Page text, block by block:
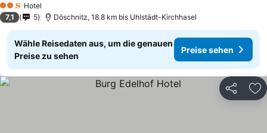
2 SterneHotel
7,1 5 Döschnitz, 18.8 km bis Uhlstädt-Kirchhasel
Wähle Reisedaten aus, um die genauen
Preise zu sehen
Preise sehen
Teilen